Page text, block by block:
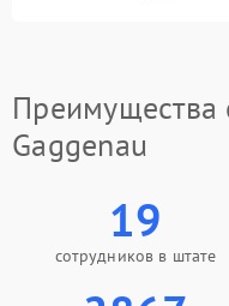
Преимущества
Gaggenau
19
сотрудников в штате